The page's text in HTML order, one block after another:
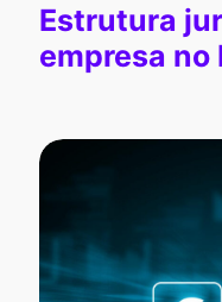
Estrutura
empresa no